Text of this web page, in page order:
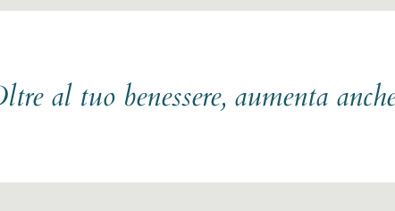
al tuo benessere, aumenta